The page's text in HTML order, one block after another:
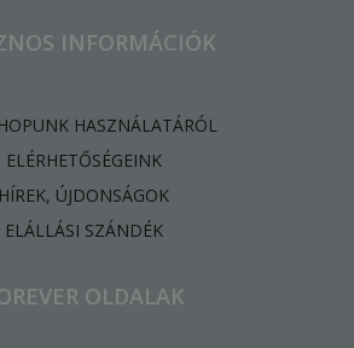
INFORMÁCIÓK
HASZNÁLATÁRÓL
ELÉRHETŐSÉGEINK
HÍREK, ÚJDONSÁGOK
ELÁLLÁSI SZÁNDÉK
OLDALAK